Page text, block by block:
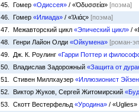
45. Гомер «Одиссея» / «Ὀδυσσεία» [поэма]
46. Гомер «Илиада» / «Ἰλιάς» [поэма]
47. Межавторский цикл «Эпический цикл» /
48. Генри Лайон Олди «Ойкумена» [роман-
49. Дж. К. Роулинг «Гарри Поттер и
50. Владислав Задорожный «Защита от
51. Стивен Миллхаузер «Иллюзионист
52. Виктор Жуков, Сергей Житомирский
53. Скотт Вестерфельд «Уродина» / «Uglies»